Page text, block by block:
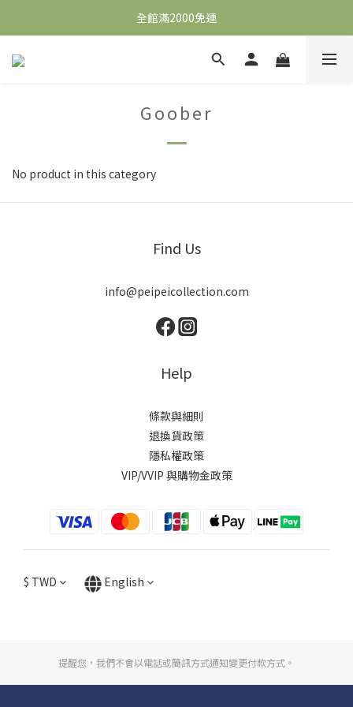
全館滿2000免運
全館滿2000免運
加入會員，即可獲得$100購物金，可立即於首購使用。
全館滿2000免運
Goober
No product in this category
Find Us
info@peipeicollection.com
Help
條款與細則
退換貨政策
隱私權政策
VIP/VVIP 與購物金政策
$ TWD English
提醒您，我們不會以電話或簡訊方式通知變更付款方式。